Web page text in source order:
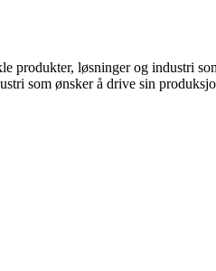
produkter, løsninger og industri
som ønsker å drive sin